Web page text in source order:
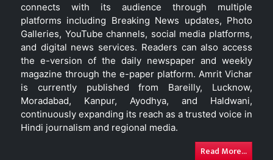
connects with its audience through multiple
platforms including Breaking News updates, Photo
Galleries, YouTube channels, social media platforms,
and digital news services. Readers can also access
the e-version of the daily newspaper and weekly
magazine through the e-paper platform. Amrit Vichar
is currently published from Bareilly, Lucknow,
Moradabad, Kanpur, Ayodhya, and Haldwani,
continuously expanding its reach as a trusted voice in
Hindi journalism and regional media.
Read More...